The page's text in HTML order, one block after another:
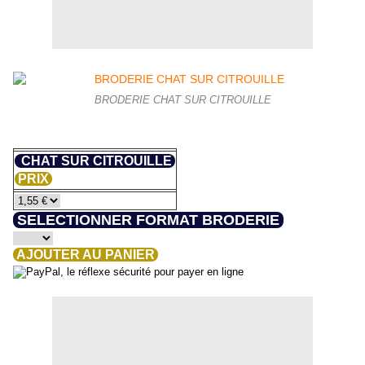
BRODERIE CHAT SUR CITROUILLE
CHAT SUR CITROUILLE
PRIX
SELECTIONNER FORMAT BRODERIE
AJOUTER AU PANIER